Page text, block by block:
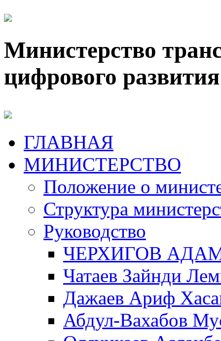
Министерство
цифрового
ГЛАВНАЯ
МИНИСТЕРСТВО
Положение о
Структура
Руководство
ЧЕРХИГОВ
Чатаев Зайнди
Дажаев Ариф
Абдул-Вахабов